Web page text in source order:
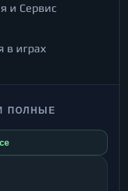
и Сервис
в играх
ПОЛНЫЕ